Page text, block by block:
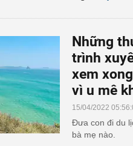
Những
trình
xem
vì u mê
15/04/2022
Đưa con đi du
bà mẹ nào.